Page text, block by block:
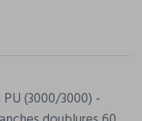
(3000/3000) -